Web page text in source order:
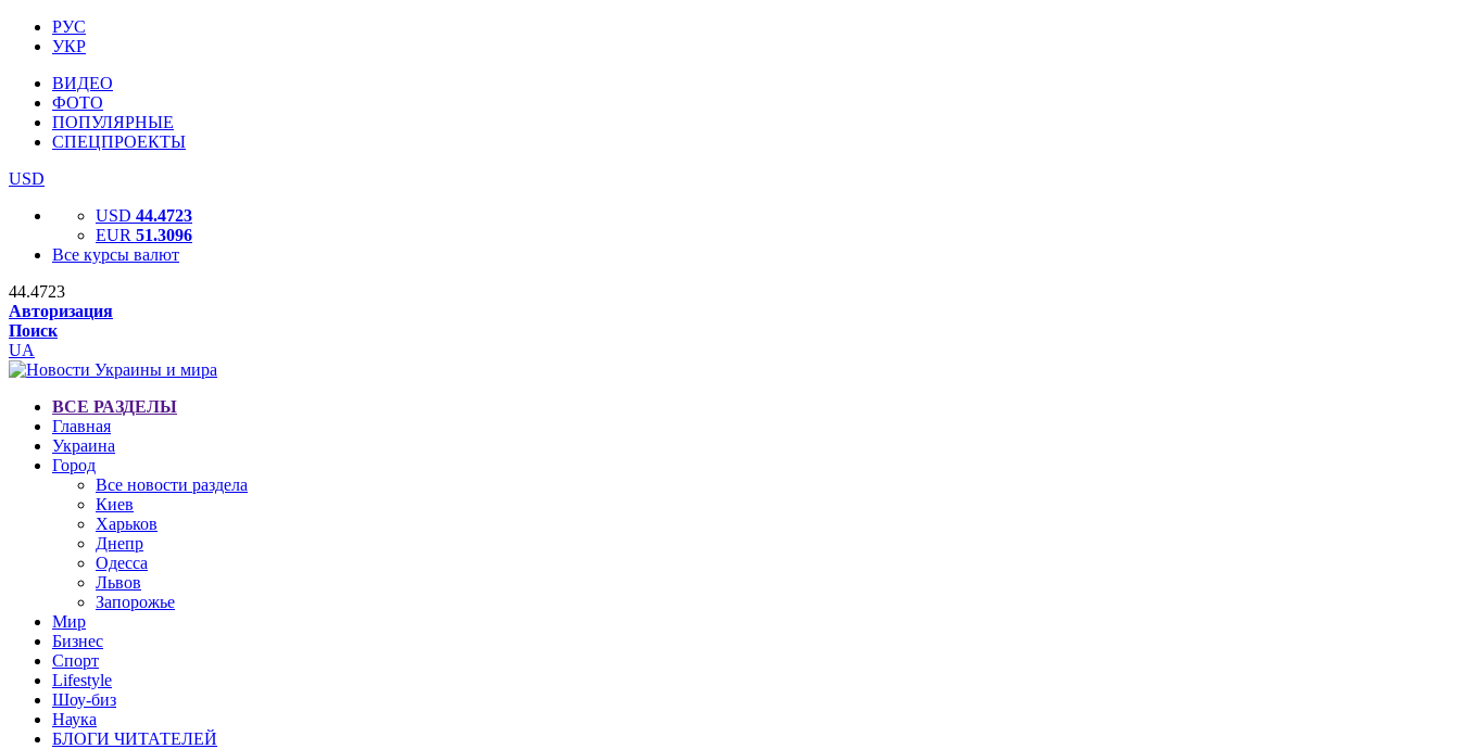
РУС
УКР
ВИДЕО
ФОТО
ПОПУЛЯРНЫЕ
СПЕЦПРОЕКТЫ
USD
USD 44.4723
EUR 51.3096
Все курсы валют
44.4723
Авторизация
Поиск
UA
ВСЕ РАЗДЕЛЫ
Главная
Украина
Город
Все новости раздела
Киев
Харьков
Днепр
Одесса
Львов
Запорожье
Мир
Бизнес
Спорт
Lifestyle
Шоу-биз
Наука
БЛОГИ ЧИТАТЕЛЕЙ